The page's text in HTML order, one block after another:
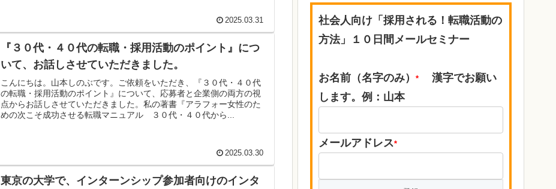
2025.03.31
『３０代・４０代の転職・採用活動のポイント』につ
いて、お話しさせていただきました。
こんにちは。山本しのぶです。ご依頼をいただき、『３０代・４０代
の転職・採用活動のポイント』について、応募者と企業側の両方の視
点からお話しさせていただきました。私の著書『アラフォー女性のた
めの次こそ成功させる転職マニュアル ３０代・４０代から...
2025.03.30
東京の大学で、インターンシップ参加者向けのインタ
社会人向け「採用される！転職活動の
方法」１０日間メールセミナー
お名前（名字のみ） *
漢字でお願い
します。例：山本
メールアドレス*